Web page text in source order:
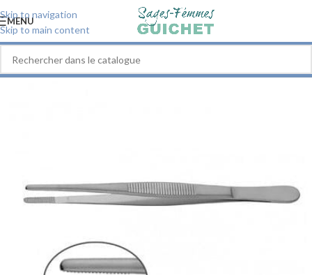
Skip to navigation
Skip to main content
MENU